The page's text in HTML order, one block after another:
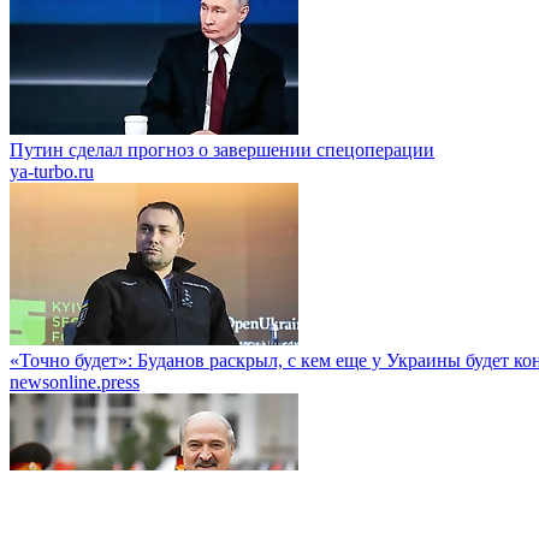
Путин сделал прогноз о завершении спецоперации
ya-turbo.ru
«Точно будет»: Буданов раскрыл, с кем еще у Украины будет
newsonline.press